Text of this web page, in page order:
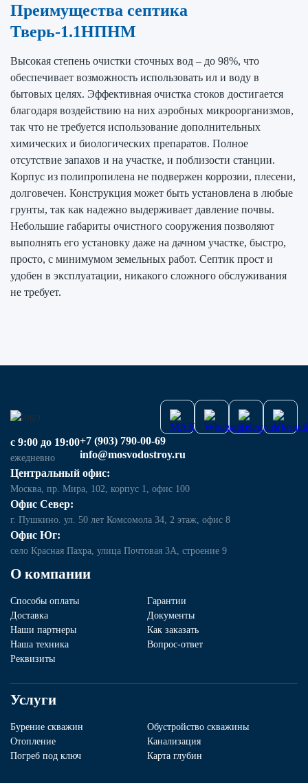
Преимущества септика
Тверь-1.1НПНМ
Высокая степень очистки сточных вод – до 98%, что
обеспечивает возможность использовать ил и воду в
бытовых целях. Эффективная очистка стоков достигается
благодаря воздействию на них аэробных микроорганизмов,
так что не требуется использование дополнительных
химических и биологических препаратов. Полное
отсутствие запахов и на участке, и поблизости станции.
Корпус из полипропилена не подвержен коррозии, плесени,
долговечен. Конструкция может быть установлена в любые
грунты, так как надежно выдерживает давление почвы.
Небольшие габариты очистного сооружения позволяют
выполнять его установку даже на дачном участке, быстро,
просто, с минимумом земельных работ. Септик прост и
удобен в эксплуатации, никакого сложного обслуживания
не требует.
О компании
Способы оплаты
Гарантии
Доставка
Документы
Наши партнеры
Как заказать
Наша техника
Вопрос-ответ
Реквизиты
Услуги
Бурение скважин
Обустройство скважины
Отопление
Канализация
Погреб под ключ
Карта глубин
с 9:00 до 19:00
ежедневно
+7 (903) 790-00-69
info@mosvodostroy.ru
Центральный офис:
Москва, пр. Мира, 102, корпус 1, офис 100
Офис Север:
г. Пушкино. ул. 50 лет Комсомола 34, 2 этаж, офис 8
Офис Юг:
село Красная Пахра, улица Почтовая 3А, строение 9